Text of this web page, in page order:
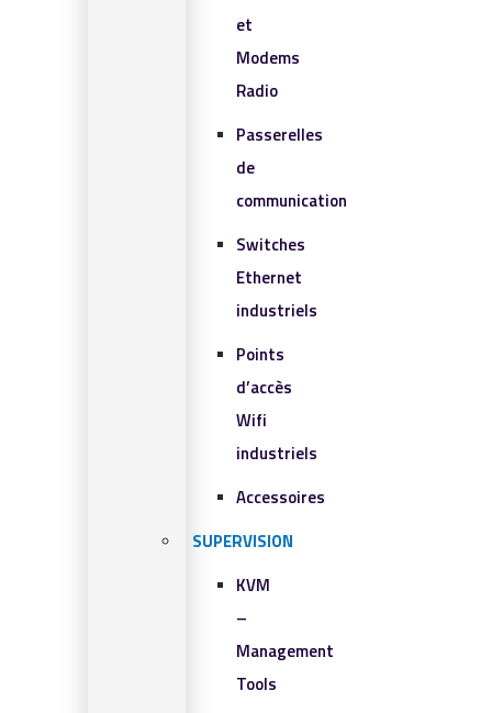
et
Modems
Radio
Passerelles
de
communication
Switches
Ethernet
industriels
Points
d’accès
Wifi
industriels
Accessoires
SUPERVISION
KVM
–
Management
Tools